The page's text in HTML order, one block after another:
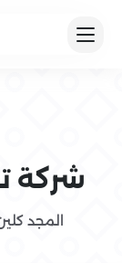
شركة
المجد